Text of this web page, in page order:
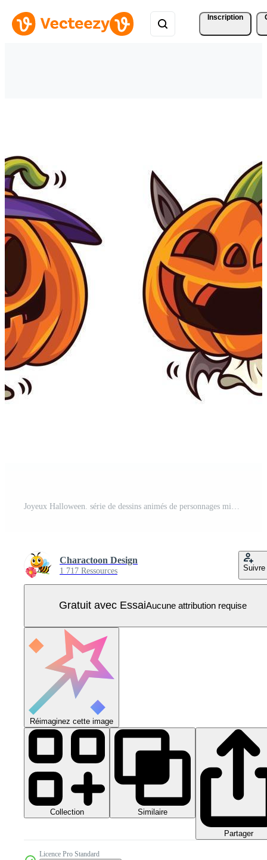
Inscription
Charactoon Design
1 717 Ressources Suivre
Gratuit avec EssaiAucune attribution requise
Réimaginez cette image
Collection Similaire
Partager
Licence Pro Standard